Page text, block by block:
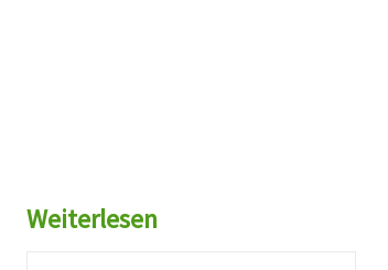
Weiterlesen